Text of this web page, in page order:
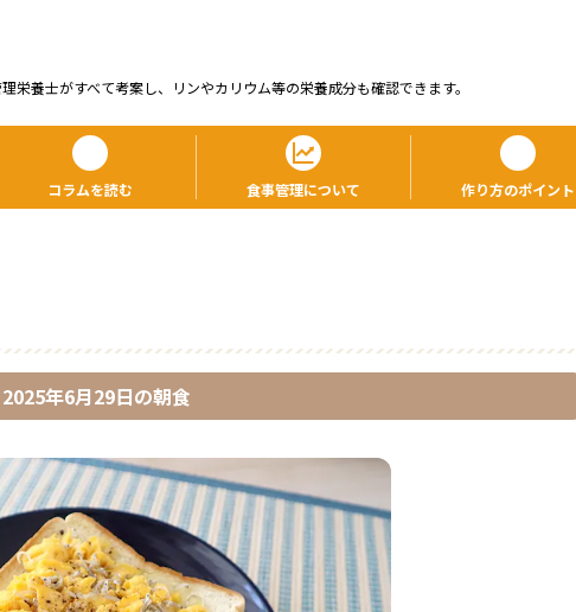
栄養⼠がすべて考案し、リンやカリウム等の栄養成分も確認できます。
コラムを読む 食事管理について 作り方のポイント
2025年6月29日の朝食